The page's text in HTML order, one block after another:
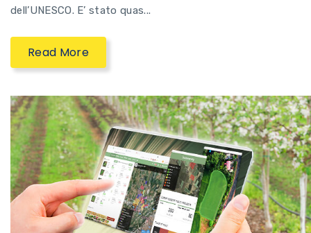
dell’UNESCO. E’ stato quas...
Read More